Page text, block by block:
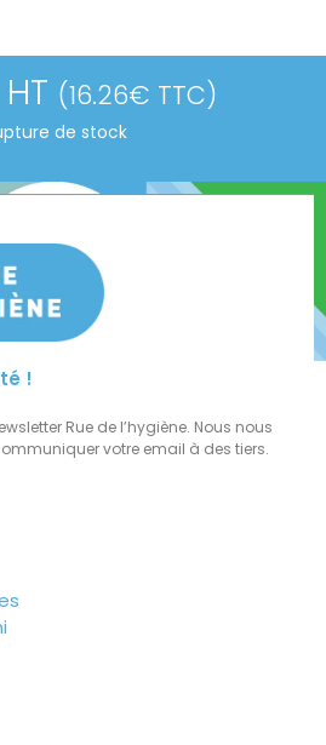
HT (16.26€ TTC)
de stock
!
Rue de l’hygiène. Nous nous
votre email à des tiers.